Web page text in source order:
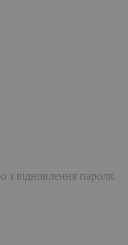
з відновлення пароля.